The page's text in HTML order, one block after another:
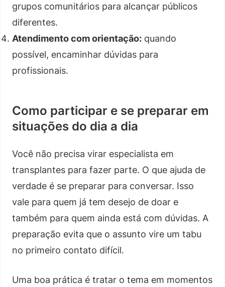
grupos comunitários para alcançar públicos
diferentes.
Atendimento com orientação: quando
possível, encaminhar dúvidas para
profissionais.
Como participar e se preparar em
situações do dia a dia
Você não precisa virar especialista em
transplantes para fazer parte. O que ajuda de
verdade é se preparar para conversar. Isso
vale para quem já tem desejo de doar e
também para quem ainda está com dúvidas. A
preparação evita que o assunto vire um tabu
no primeiro contato difícil.
Uma boa prática é tratar o tema em momentos